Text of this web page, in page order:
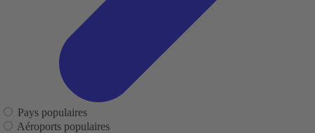
Pays populaires
Aéroports populaires